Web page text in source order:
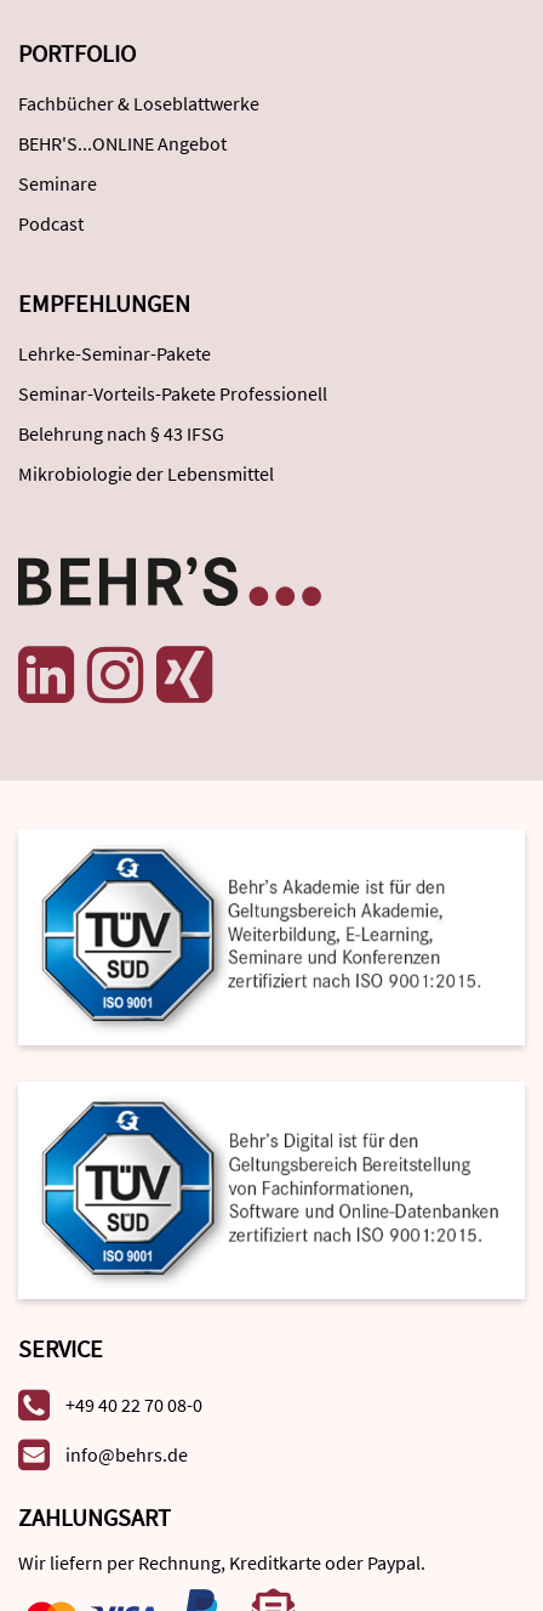
PORTFOLIO
Fachbücher & Loseblattwerke
BEHR'S...ONLINE Angebot
Seminare
Podcast
EMPFEHLUNGEN
Lehrke-Seminar-Pakete
Seminar-Vorteils-Pakete Professionell
Belehrung nach § 43 IFSG
Mikrobiologie der Lebensmittel
SERVICE
+49 40 22 70 08-0
info@behrs.de
ZAHLUNGSART
Wir liefern per Rechnung, Kreditkarte oder Paypal.